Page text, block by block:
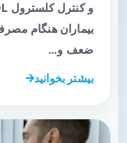
بیماران هنگام
ضعف و…
بیشتر بخوانید